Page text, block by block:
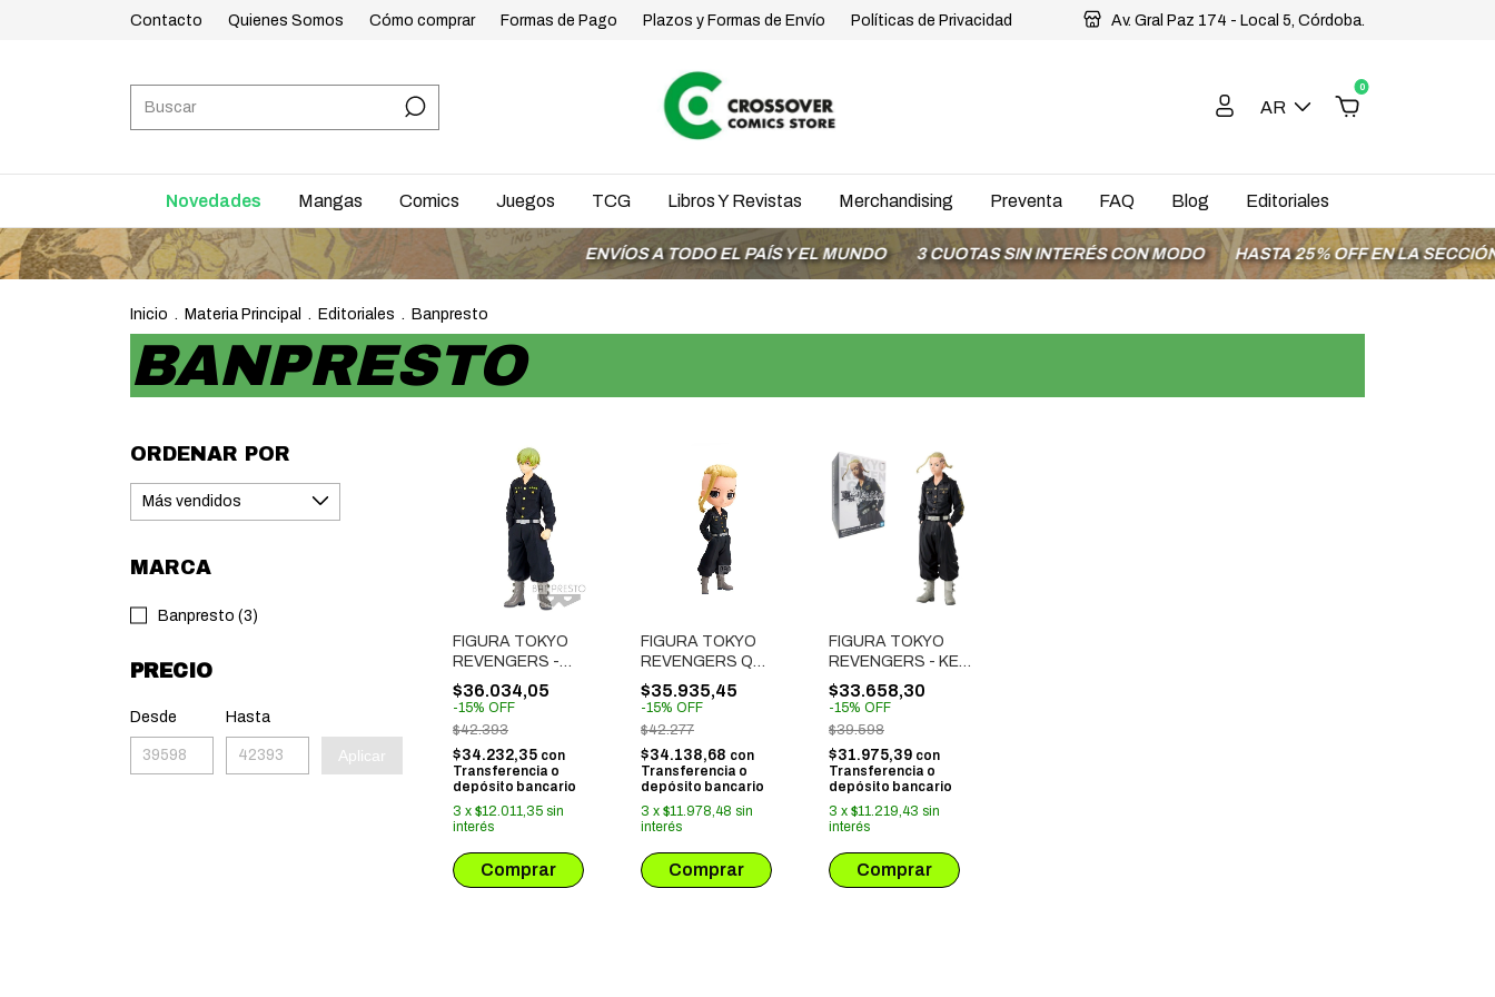
Contacto Quienes Somos Cómo comprar Formas de Pago Plazos y Formas de Envío Políticas de Privacidad Av. Gral Paz 174 - Local 5, Córdoba.
AR
0
Novedades Mangas Comics Juegos TCG Libros Y Revistas Merchandising Preventa FAQ Blog Editoriales
ENVÍOS A TODO EL PAÍS Y EL MUNDO 3 CUOTAS SIN INTERÉS CON MODO HASTA 25% OFF EN LA SECCIÓN
Inicio . Materia Principal . Editoriales . Banpresto
BANPRESTO
ORDENAR POR
MARCA
Banpresto (3)
PRECIO
Desde Hasta
Aplicar
FIGURA TOKYO
REVENGERS -
CHIFUYU
MATSUNO
$36.034,05
-15% OFF
$42.393
$34.232,35 con
Transferencia o
depósito bancario
3 x $12.011,35 sin
interés
FIGURA TOKYO
REVENGERS Q
POSKET - KEN
RYUGUJI
$35.935,45
-15% OFF
$42.277
$34.138,68 con
Transferencia o
depósito bancario
3 x $11.978,48 sin
interés
FIGURA TOKYO
REVENGERS - KEN
RYUGUJI
$33.658,30
-15% OFF
$39.598
$31.975,39 con
Transferencia o
depósito bancario
3 x $11.219,43 sin
interés